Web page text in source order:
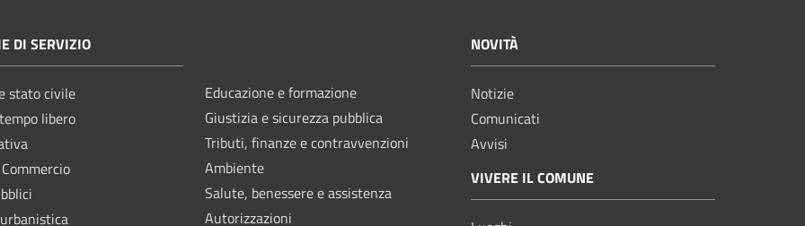
DI SERVIZIO
stato civile
libero
Educazione e formazione
Giustizia e sicurezza pubblica
Tributi, finanze e contravvenzioni
Ambiente
Salute, benessere e assistenza
Autorizzazioni
NOVITÀ
Notizie
Comunicati
Avvisi
VIVERE IL COMUNE